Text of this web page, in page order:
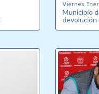
Viernes,
Municipio
devolución